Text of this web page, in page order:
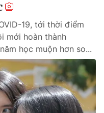
19, tới thời điểm
mới hoàn thành
học muộn hơn so...